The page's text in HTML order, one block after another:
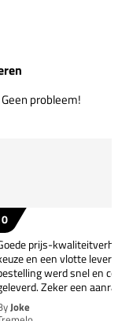
probleem!
prijs-
en een vlotte
werd snel en
Zeker een
Joke